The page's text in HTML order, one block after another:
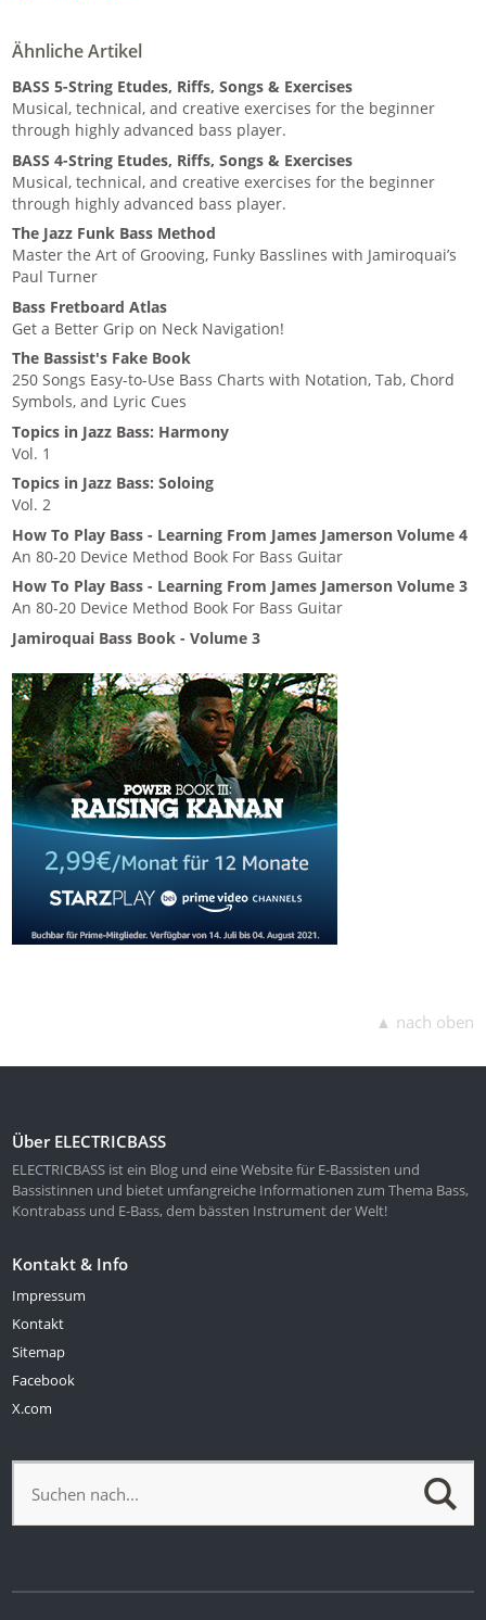
Ähnliche Artikel
BASS 5-String Etudes, Riffs, Songs & Exercises
Musical, technical, and creative exercises for the beginner
through highly advanced bass player.
BASS 4-String Etudes, Riffs, Songs & Exercises
Musical, technical, and creative exercises for the beginner
through highly advanced bass player.
The Jazz Funk Bass Method
Master the Art of Grooving, Funky Basslines with Jamiroquai’s
Paul Turner
Bass Fretboard Atlas
Get a Better Grip on Neck Navigation!
The Bassist's Fake Book
250 Songs Easy-to-Use Bass Charts with Notation, Tab, Chord
Symbols, and Lyric Cues
Topics in Jazz Bass: Harmony
Vol. 1
Topics in Jazz Bass: Soloing
Vol. 2
How To Play Bass - Learning From James Jamerson Volume 4
An 80-20 Device Method Book For Bass Guitar
How To Play Bass - Learning From James Jamerson Volume 3
An 80-20 Device Method Book For Bass Guitar
Jamiroquai Bass Book - Volume 3
▲ nach oben
Über ELECTRICBASS
ELECTRICBASS ist ein Blog und eine Website für E-Bassisten und
Bassistinnen und bietet umfangreiche Informationen zum Thema Bass,
Kontrabass und E-Bass, dem bässten Instrument der Welt!
Kontakt & Info
Impressum
Kontakt
Sitemap
Facebook
X.com